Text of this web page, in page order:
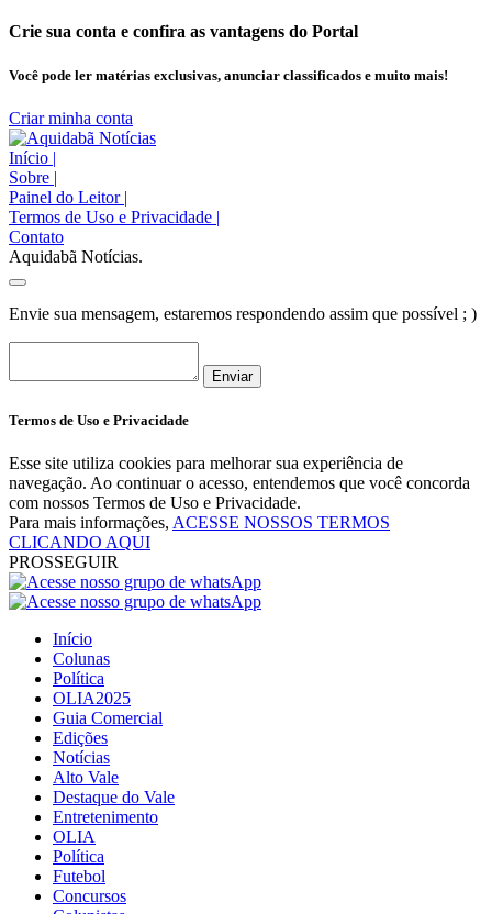
Crie sua conta e confira as vantagens do Portal
Você pode ler matérias exclusivas, anunciar classificados e muito mais!
Criar minha conta
Início |
Sobre |
Painel do Leitor |
Termos de Uso e Privacidade |
Contato
Aquidabã Notícias.
Envie sua mensagem, estaremos respondendo assim que possível ; )
Enviar
Termos de Uso e Privacidade
Esse site utiliza cookies para melhorar sua experiência de
navegação. Ao continuar o acesso, entendemos que você concorda
com nossos Termos de Uso e Privacidade.
Para mais informações, ACESSE NOSSOS TERMOS
CLICANDO AQUI
PROSSEGUIR
Início
Colunas
Política
OLIA2025
Guia Comercial
Edições
Notícias
Alto Vale
Destaque do Vale
Entretenimento
OLIA
Política
Futebol
Concursos